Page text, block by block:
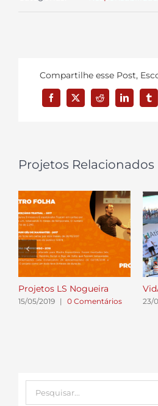
Compartilhe esse Post,
Facebook
X Reddit LinkedIn
Projetos Relacionados
Projetos LS Nogueira
15/05/2019 | 0 Comentários 23/